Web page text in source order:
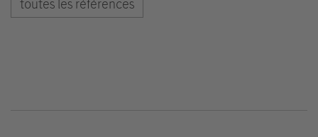
toutes les références